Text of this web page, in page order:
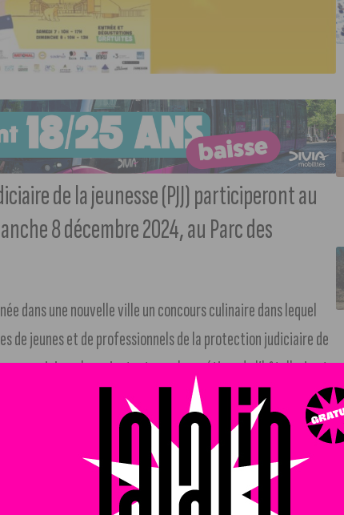
de la jeunesse (PJJ) participeront au
8 décembre 2024, au Parc des
dans une nouvelle ville un concours culinaire dans lequel
de jeunes et de professionnels de la protection judiciaire de
suivis en les orientant vers les métiers de l’hôtellerie et
nous on en a aussi et ils demandent juste à être découverts
professeur technique de cuisine à la PJJ de Dijon.
du Groupe Bernard Loiseau, 23 équipes venues de toute la
sur le thème « Laissez-nous vous surprendre ».